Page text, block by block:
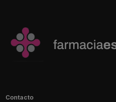
Contacto